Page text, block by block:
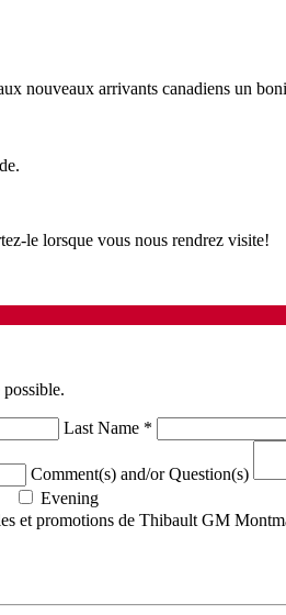
nouveaux arrivants canadiens un
le lorsque vous nous rendrez visite!
Last Name *
Comment(s) and/or Question(s)
Evening
et promotions de Thibault GM